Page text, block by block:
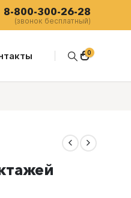
8-800-300-26-28
(звонок бесплатный)
0